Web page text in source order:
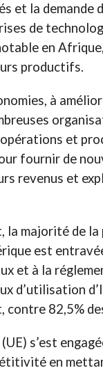
et la demande
de
en
productifs.
à
et
fournir de
revenus et
la majorité de
est
et à la
d’utilisation
82,5%
s’est
en